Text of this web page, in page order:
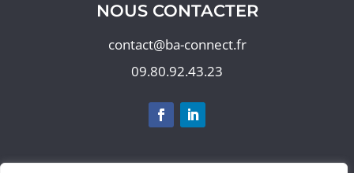
NOUS CONTACTER
contact@ba-connect.fr
09.80.92.43.23